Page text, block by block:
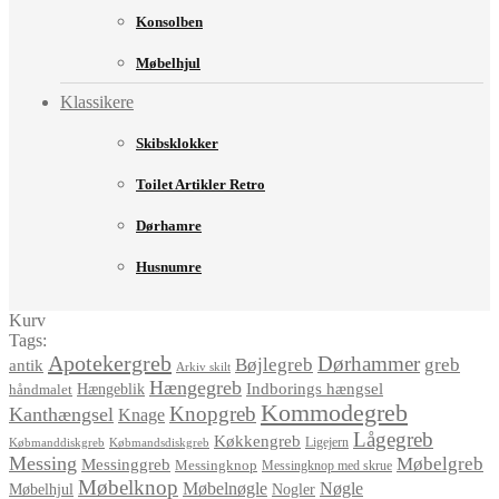
Konsolben
Møbelhjul
Klassikere
Skibsklokker
Toilet Artikler Retro
Dørhamre
Husnumre
Kurv
Tags:
antik Apotekergreb Arkiv skilt Bøjlegreb Dørhammer greb
håndmalet Hængeblik Hængegreb Indborings hængsel
Kanthængsel Knage Knopgreb Kommodegreb
Købmanddiskgreb Købmandsdiskgreb Køkkengreb Ligejern Lågegreb
Messing Messinggreb Messingknop Messingknop med skrue Møbelgreb
Møbelhjul Møbelknop Møbelnøgle Nogler Nøgle